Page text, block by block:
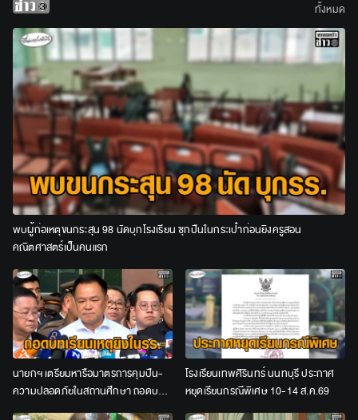
พบผู้ก่อเหตุขนกระสุน 98 นัดบุกโรงเรียน ซุกปืนในกระเป๋าก่อนยิงครูสอน
คณิตศาสตร์เป็นคนแรก
นายกฯ เตรียมหารือมาตรการคุมปืน-
ความปลอดภัยในสถานศึกษา ถอดบท
เรียนเหตุยิงในโรงเรียน
โรงเรียนเทพศิรินทร์ นนทบุรี ประกาศ
หยุดเรียนกรณีพิเศษ 10-14 ส.ค.69
ทั้งหมด